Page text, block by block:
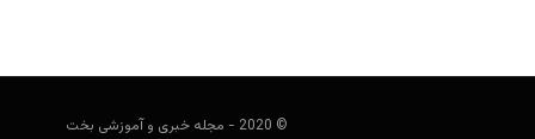
© 2020 - مجله خبری و آموزشی بخت